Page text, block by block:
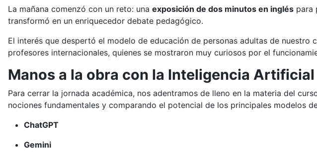
La mañana comenzó con un reto: una exposición de dos minutos en inglés para
transformó en un enriquecedor debate pedagógico.
El interés que despertó el modelo de educación de personas adultas de nuestro
profesores internacionales, quienes se mostraron muy curiosos por el
Manos a la obra con la Inteligencia Artificial
Para cerrar la jornada académica, nos adentramos de lleno en la materia del
nociones fundamentales y comparando el potencial de los principales modelos
ChatGPT
Gemini